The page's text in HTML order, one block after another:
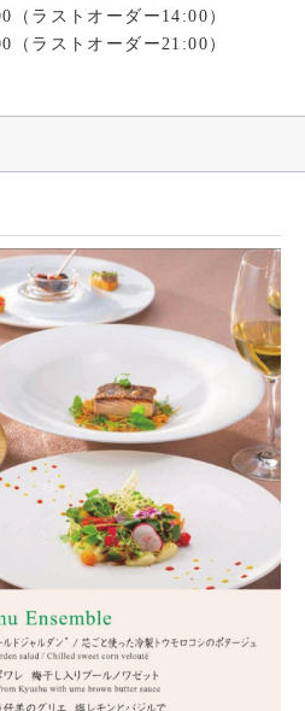
ラストオーダー14:00）
（ラストオーダー21:00）